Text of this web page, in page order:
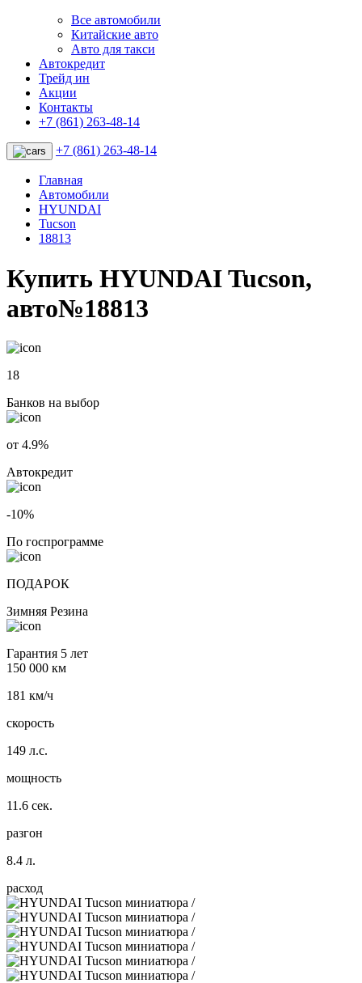
Все автомобили
Китайские авто
Авто для такси
Автокредит
Трейд ин
Акции
Контакты
+7 (861) 263-48-14
+7 (861) 263-48-14
Главная
Автомобили
HYUNDAI
Tucson
18813
Купить HYUNDAI Tucson,
авто№18813
18
Банков на выбор
от 4.9%
Автокредит
-10%
По госпрограмме
ПОДАРОК
Зимняя Резина
Гарантия 5 лет
150 000 км
181 км/ч
скорость
149 л.с.
мощность
11.6 сек.
разгон
8.4 л.
расход